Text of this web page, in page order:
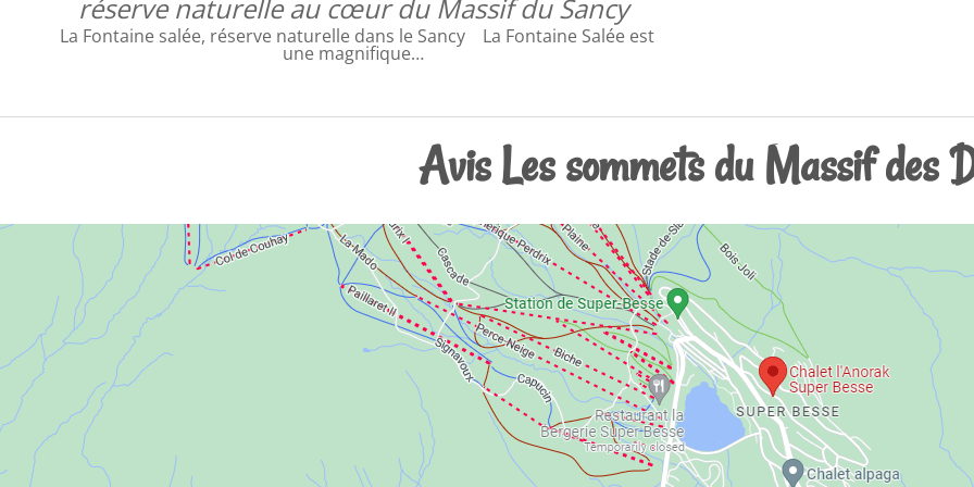
réserve naturelle au cœur du Massif du Sancy
La Fontaine salée, réserve naturelle dans le Sancy La Fontaine Salée est
une magnifique…
Avis Les sommets du Massif des